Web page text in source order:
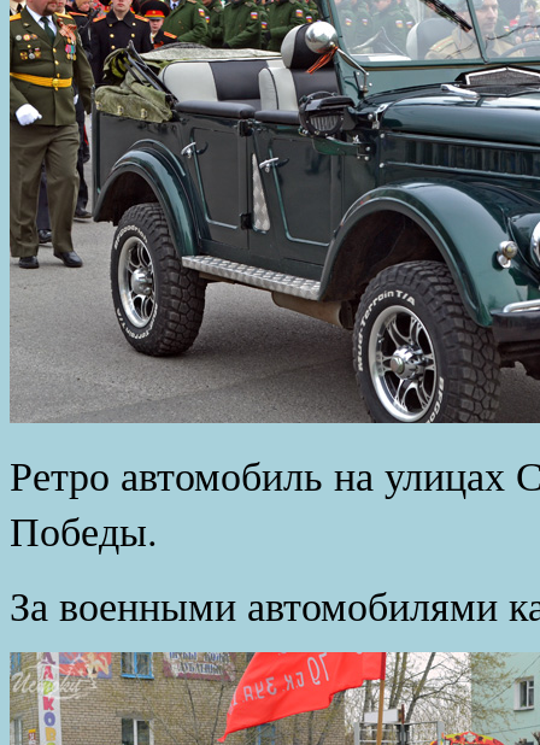
Ретро автомобиль на улицах
Победы.
За военными автомобилями